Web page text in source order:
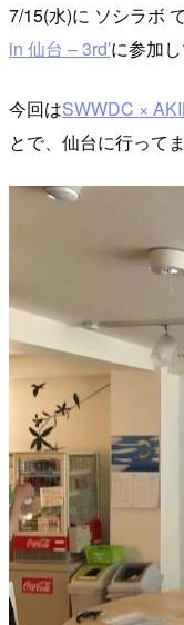
7/15(水)に ソシラボ
in 仙台 – 3rd′に参加し
今回はSWWDC ×
とで、仙台に行って